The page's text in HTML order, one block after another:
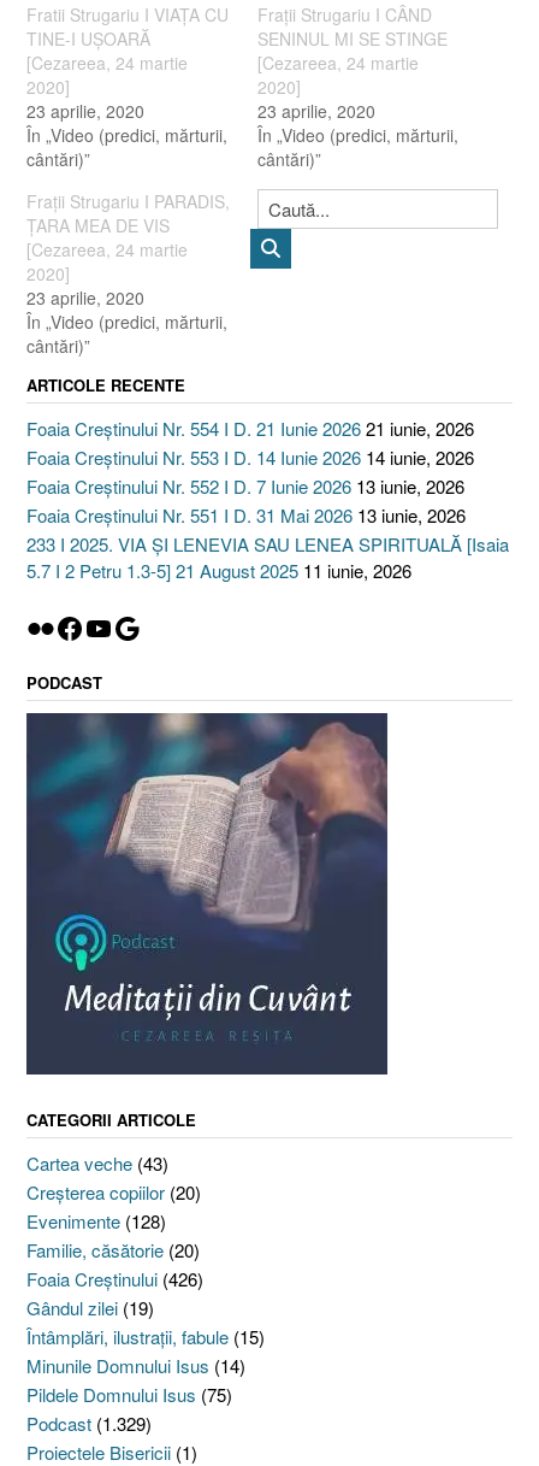
Fratii Strugariu I VIAŢA CU
TINE-I UŞOARĂ
[Cezareea, 24 martie
2020]
23 aprilie, 2020
În „Video (predici, mărturii,
cântări)”
Fraţii Strugariu I CÂND
SENINUL MI SE STINGE
[Cezareea, 24 martie
2020]
23 aprilie, 2020
În „Video (predici, mărturii,
cântări)”
Fraţii Strugariu I PARADIS,
ŢARA MEA DE VIS
[Cezareea, 24 martie
2020]
23 aprilie, 2020
În „Video (predici, mărturii,
cântări)”
ARTICOLE RECENTE
Foaia Creștinului Nr. 554 I D. 21 Iunie 202621 iunie, 2026
Foaia Creștinului Nr. 553 I D. 14 Iunie 2026 14 iunie, 2026
Foaia Creștinului Nr. 552 I D. 7 Iunie 2026 13 iunie, 2026
Foaia Creștinului Nr. 551 I D. 31 Mai 2026 13 iunie, 2026
233 I 2025. VIA ȘI LENEVIA SAU LENEA SPIRITUALĂ [Isaia
5.7 I 2 Petru 1.3-5] 21 August 2025 11 iunie, 2026
Flickr
Facebook
YouTube
Google
PODCAST
CATEGORII ARTICOLE
Cartea veche (43)
Creşterea copiilor (20)
Evenimente (128)
Familie, căsătorie (20)
Foaia Creştinului (426)
Gândul zilei (19)
Întâmplări, ilustraţii, fabule (15)
Minunile Domnului Isus (14)
Pildele Domnului Isus (75)
Podcast (1.329)
Proiectele Bisericii (1)